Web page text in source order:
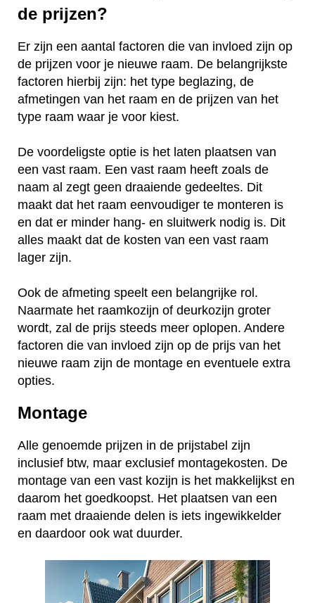
de prijzen?
Er zijn een aantal factoren die van invloed zijn op
de prijzen voor je nieuwe raam. De belangrijkste
factoren hierbij zijn: het type beglazing, de
afmetingen van het raam en de prijzen van het
type raam waar je voor kiest.
De voordeligste optie is het laten plaatsen van
een vast raam. Een vast raam heeft zoals de
naam al zegt geen draaiende gedeeltes. Dit
maakt dat het raam eenvoudiger te monteren is
en dat er minder hang- en sluitwerk nodig is. Dit
alles maakt dat de kosten van een vast raam
lager zijn.
Ook de afmeting speelt een belangrijke rol.
Naarmate het raamkozijn of deurkozijn groter
wordt, zal de prijs steeds meer oplopen. Andere
factoren die van invloed zijn op de prijs van het
nieuwe raam zijn de montage en eventuele extra
opties.
Montage
Alle genoemde prijzen in de prijstabel zijn
inclusief btw, maar exclusief montagekosten. De
montage van een vast kozijn is het makkelijkst en
daarom het goedkoopst. Het plaatsen van een
raam met draaiende delen is iets ingewikkelder
en daardoor ook wat duurder.